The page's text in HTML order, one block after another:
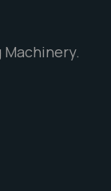
Machinery.